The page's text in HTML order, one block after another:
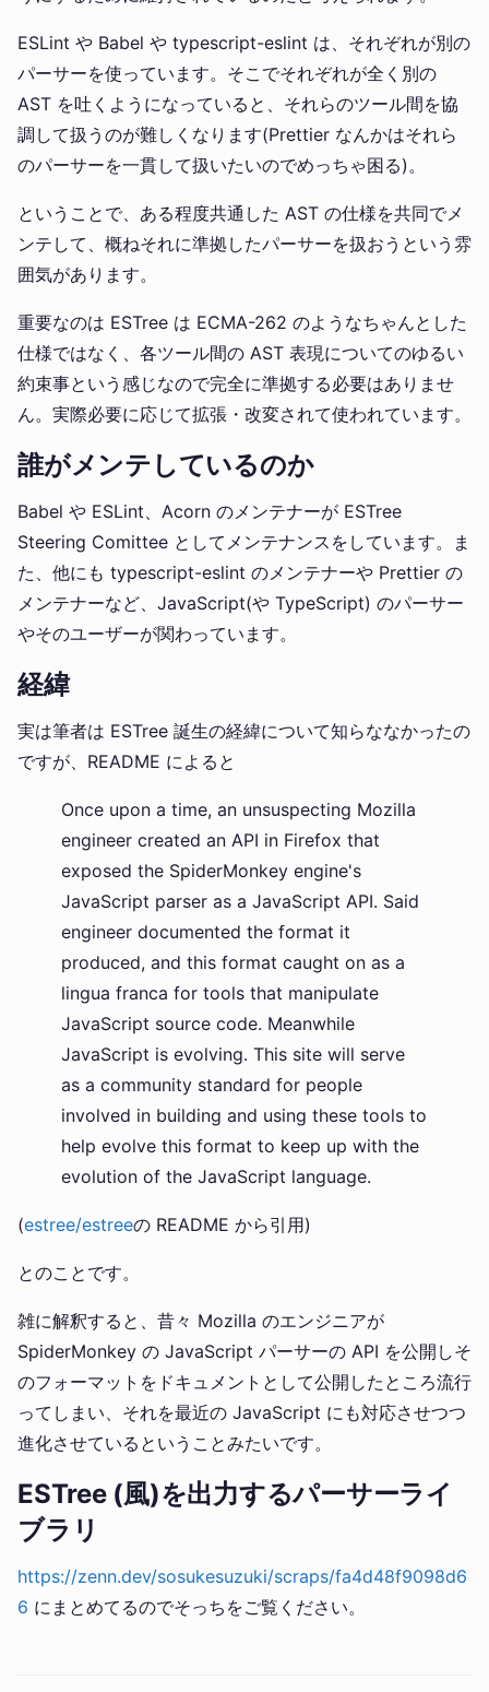
ESLint や Babel や typescript-eslint は、それぞれが別の
パーサーを使っています。そこでそれぞれが全く別の
AST を吐くようになっていると、それらのツール間を協
調して扱うのが難しくなります(Prettier なんかはそれら
のパーサーを一貫して扱いたいのでめっちゃ困る)。
ということで、ある程度共通した AST の仕様を共同でメ
ンテして、概ねそれに準拠したパーサーを扱おうという雰
囲気があります。
重要なのは ESTree は ECMA-262 のようなちゃんとした
仕様ではなく、各ツール間の AST 表現についてのゆるい
約束事という感じなので完全に準拠する必要はありませ
ん。実際必要に応じて拡張・改変されて使われています。
誰がメンテしているのか
Babel や ESLint、Acorn のメンテナーが ESTree
Steering Comittee としてメンテナンスをしています。ま
た、他にも typescript-eslint のメンテナーや Prettier の
メンテナーなど、JavaScript(や TypeScript) のパーサー
やそのユーザーが関わっています。
経緯
実は筆者は ESTree 誕生の経緯について知らななかったの
ですが、README によると
Once upon a time, an unsuspecting Mozilla
engineer created an API in Firefox that
exposed the SpiderMonkey engine's
JavaScript parser as a JavaScript API. Said
engineer documented the format it
produced, and this format caught on as a
lingua franca for tools that manipulate
JavaScript source code. Meanwhile
JavaScript is evolving. This site will serve
as a community standard for people
involved in building and using these tools to
help evolve this format to keep up with the
evolution of the JavaScript language.
(estree/estreeの README から引用)
とのことです。
雑に解釈すると、昔々 Mozilla のエンジニアが
SpiderMonkey の JavaScript パーサーの API を公開しそ
のフォーマットをドキュメントとして公開したところ流行
ってしまい、それを最近の JavaScript にも対応させつつ
進化させているということみたいです。
ESTree (風)を出力するパーサーライ
ブラリ
https://zenn.dev/sosukesuzuki/scraps/fa4d48f9098d6
6 にまとめてるのでそっちをご覧ください。